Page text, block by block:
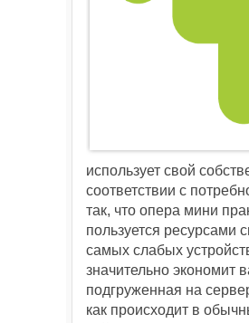
использует свой
соответствии с
так, что опера мини
пользуется ресурсами
самых слабых
значительно экономит
подгруженная на
как происходит в